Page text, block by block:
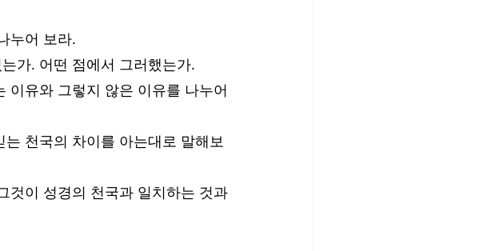
누어 보라.
가. 어떤 점에서 그러했는가.
이유와 그렇지 않은 이유를 나누어
천국의 차이를 아는대로 말해보
것이 성경의 천국과 일치하는 것과